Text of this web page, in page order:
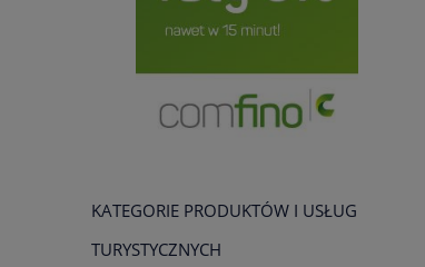
KATEGORIE PRODUKTÓW I USŁUG
TURYSTYCZNYCH